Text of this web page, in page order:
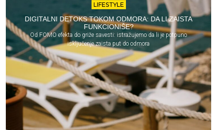
LIFESTYLE
DIGITALNI DETOKS TOKOM ODMORA: DA LI ZAISTA
FUNKCIONIŠE?
Od FOMO efekta do griže savesti: istražujemo da li je potpuno
isključenje zaista put do odmora